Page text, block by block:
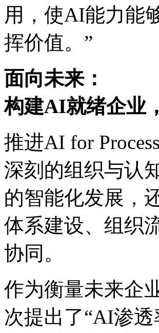
用，使AI能力
挥价值。”
面向未来：
构建AI就绪企业
推进AI for
深刻的组织与认
的智能化发展
体系建设、组
协同。
作为衡量未来企
次提出了“AI渗